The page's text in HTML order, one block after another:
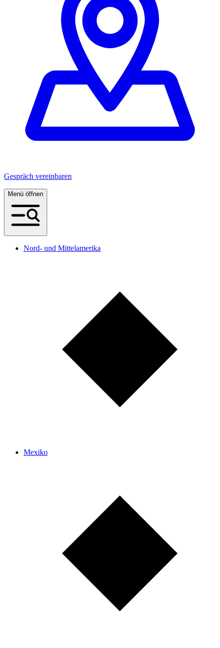
Gespräch vereinbaren
Menü öffnen
Nord- und Mittelamerika
Mexiko